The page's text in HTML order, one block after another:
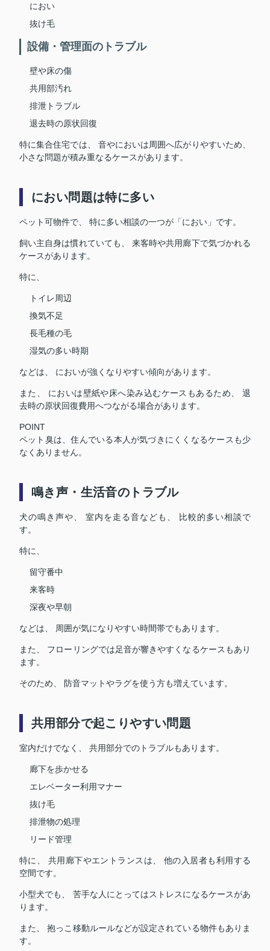
におい
抜け毛
設備・管理面のトラブル
壁や床の傷
共用部汚れ
排泄トラブル
退去時の原状回復
特に集合住宅では、 音やにおいは周囲へ広がりやすいため、
小さな問題が積み重なるケースがあります。
におい問題は特に多い
ペット可物件で、 特に多い相談の一つが「におい」です。
飼い主自身は慣れていても、 来客時や共用廊下で気づかれる
ケースがあります。
特に、
トイレ周辺
換気不足
長毛種の毛
湿気の多い時期
などは、 においが強くなりやすい傾向があります。
また、 においは壁紙や床へ染み込むケースもあるため、 退
去時の原状回復費用へつながる場合があります。
POINT
ペット臭は、住んでいる本人が気づきにくくなるケースも少
なくありません。
鳴き声・生活音のトラブル
犬の鳴き声や、 室内を走る音なども、 比較的多い相談で
す。
特に、
留守番中
来客時
深夜や早朝
などは、 周囲が気になりやすい時間帯でもあります。
また、 フローリングでは足音が響きやすくなるケースもあり
ます。
そのため、 防音マットやラグを使う方も増えています。
共用部分で起こりやすい問題
室内だけでなく、 共用部分でのトラブルもあります。
廊下を歩かせる
エレベーター利用マナー
抜け毛
排泄物の処理
リード管理
特に、 共用廊下やエントランスは、 他の入居者も利用する
空間です。
小型犬でも、 苦手な人にとってはストレスになるケースがあ
ります。
また、 抱っこ移動ルールなどが設定されている物件もありま
す。